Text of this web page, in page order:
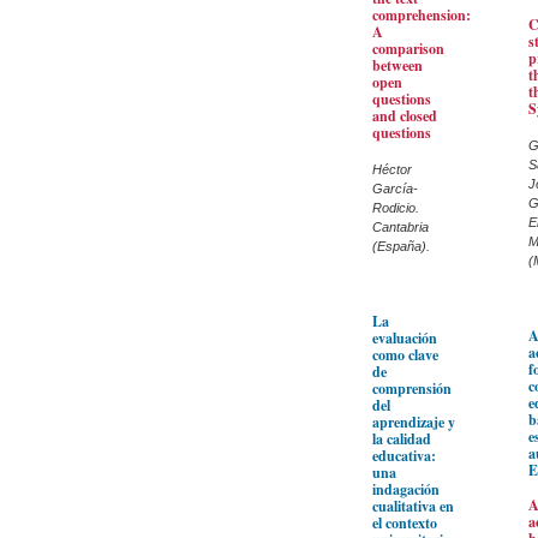
comprehension:
A
comparison
between
open
questions
and closed
questions
Héctor
García-
Rodicio.
Cantabria
(España).
La
evaluación
como clave
de
comprensión
del
aprendizaje y
la calidad
educativa:
una
indagación
cualitativa en
el contexto